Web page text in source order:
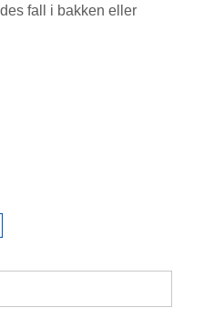
fall i bakken eller